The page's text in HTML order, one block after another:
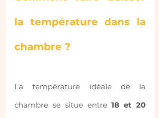
la température dans la
chambre ?
La température idéale de la
chambre se situe entre 18 et 20